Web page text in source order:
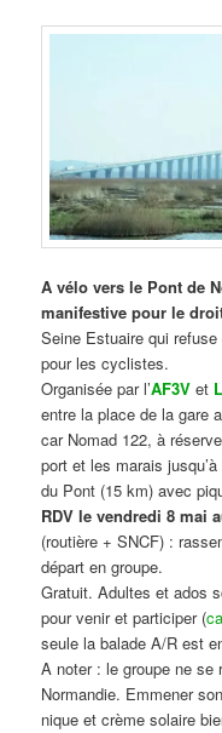
A vélo vers le Pont de
manifestive pour le
Seine Estuaire qui
pour les cyclistes.
Organisée par l’AF3V et
entre la place de la gare
car Nomad 122, à
port et les marais
du Pont (15 km) avec
RDV le vendredi 8 mai
(routière + SNCF) :
départ en groupe.
Gratuit. Adultes et ados
pour venir et participer (
seule la balade A/R est
A noter : le groupe ne se
Normandie. Emmener
nique et crème solaire